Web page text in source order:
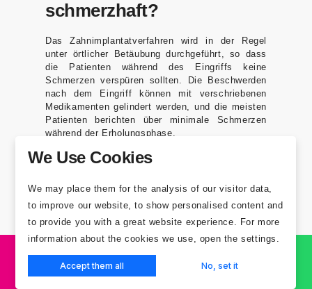
schmerzhaft?
Das Zahnimplantatverfahren wird in der Regel
unter örtlicher Betäubung durchgeführt, so dass
die Patienten während des Eingriffs keine
Schmerzen verspüren sollten. Die Beschwerden
nach dem Eingriff können mit verschriebenen
Medikamenten gelindert werden, und die meisten
Patienten berichten über minimale Schmerzen
während der Erholungsphase.
Erfolgsquote von
Zahnimplantaten?
Zahnimplantate haben eine hohe Erfolgsquote,
die im Allgemeinen zwischen 95 % und 98 %
ANGEBOT EINHOLEN
We Use Cookies
We may place them for the analysis of our visitor data,
to improve our website, to show personalised content and
to provide you with a great website experience. For more
information about the cookies we use, open the settings.
Accept them all No, set it